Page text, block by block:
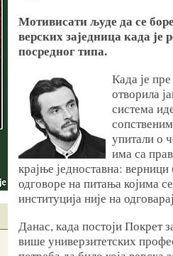
Мотивисати људе да се
верских заједница када је
посредног типа.
Када је
отворила
система
упитали о
има са
крајње једноставна:
одговоре на питања којима
институција није на
Данас, када постоји Покрет
више универзитетских